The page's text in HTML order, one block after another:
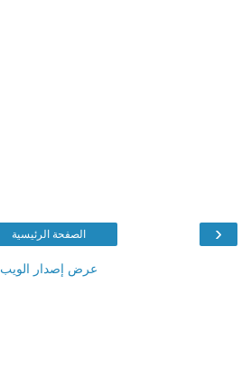
‹ الصفحة الرئيسية
عرض إصدار الويب